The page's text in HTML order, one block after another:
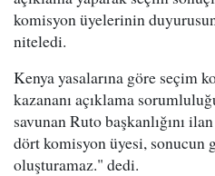
komisyon üyelerinin
niteledi.
Kenya yasalarına göre seçim
kazananı açıklama
savunan Ruto başkanlığını
dört komisyon üyesi,
oluşturamaz." dedi.